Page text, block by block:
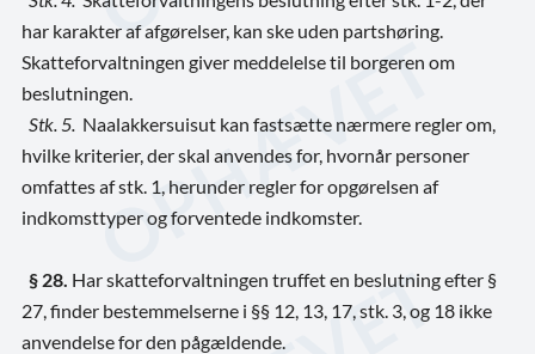
har karakter af afgørelser, kan ske uden partshøring.
Skatteforvaltningen giver meddelelse til borgeren om
beslutningen.
Stk. 5. Naalakkersuisut kan fastsætte nærmere regler om,
hvilke kriterier, der skal anvendes for, hvornår personer
omfattes af stk. 1, herunder regler for opgørelsen af
indkomsttyper og forventede indkomster.
§ 28. Har skatteforvaltningen truffet en beslutning efter §
27, finder bestemmelserne i §§ 12, 13, 17, stk. 3, og 18 ikke
anvendelse for den pågældende.